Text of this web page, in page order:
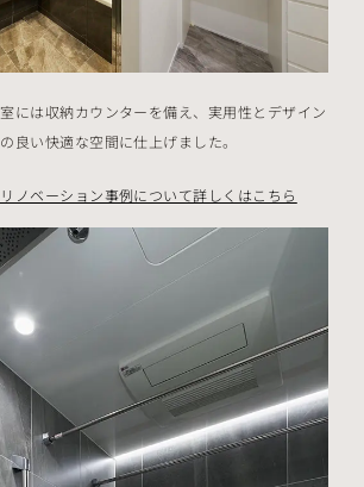
には収納カウンターを備え、実用性とデザイン
良い快適な空間に仕上げました。
ノベーション事例について詳しくはこちら